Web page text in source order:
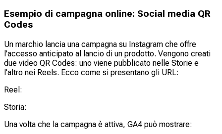
Esempio di campagna online: Social media QR
Codes
Un marchio lancia una campagna su Instagram che offre
l'accesso anticipato al lancio di un prodotto. Vengono creati
due video QR Codes: uno viene pubblicato nelle Storie e
l'altro nei Reels. Ecco come si presentano gli URL:
Reel:
Storia:
Una volta che la campagna è attiva, GA4 può mostrare: